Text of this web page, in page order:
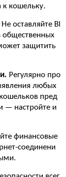
к кошельку.
Не оставляйте Bl
защитить
Регулярно про
любых
пред
— настройте и
финансовые
соединени